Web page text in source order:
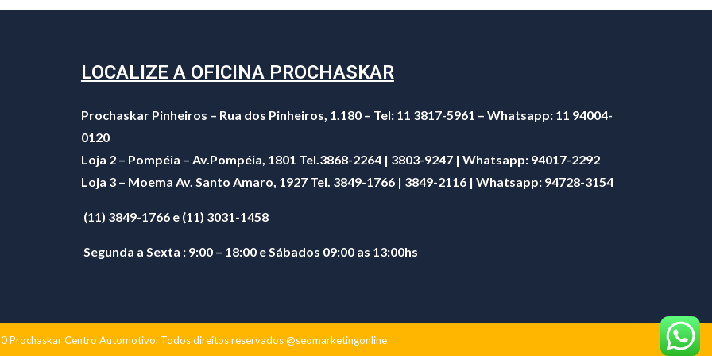
LOCALIZE A OFICINA PROCHASKAR
Prochaskar Pinheiros – Rua dos Pinheiros, 1.180 – Tel: 11 3817-5961 – Whatsapp: 11 94004-
0120
Loja 2 – Pompéia – Av.Pompéia, 1801 Tel.3868-2264 | 3803-9247 | Whatsapp: 94017-2292
Loja 3 – Moema Av. Santo Amaro, 1927 Tel. 3849-1766 | 3849-2116 | Whatsapp: 94728-3154
(11) 3849-1766 e (11) 3031-1458
Segunda a Sexta : 9:00 – 18:00 e Sábados 09:00 as 13:00hs
Prochaskar Centro Automotivo. Todos direitos reservados @seomarketingonline